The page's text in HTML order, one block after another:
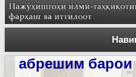
Силсилаи
ёдгориҳои роҳи
абрешим барои